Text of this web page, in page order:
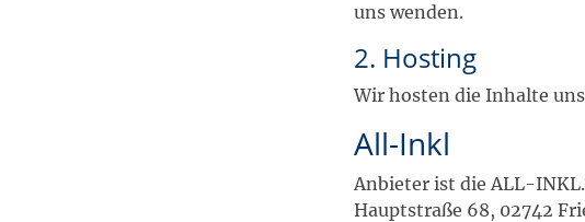
uns wenden.
2. Hosting
Wir hosten die Inhalte
All-Inkl
Anbieter ist die ALL-
Hauptstraße 68, 02742